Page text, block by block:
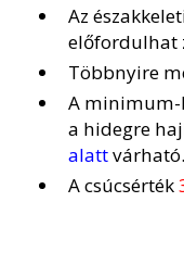
Az
előfordulhat
Többnyire
A minimum-
a hidegre
alattvárható.
A csúcsérték